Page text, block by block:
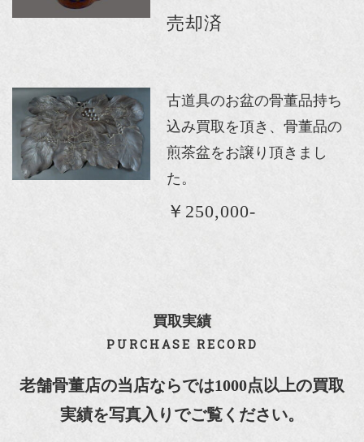
売却済
古道具のお盆の骨董品持ち
込み買取を頂き、骨董品の
煎茶盆をお譲り頂きまし
た。
￥250,000-
買取実績
PURCHASE RECORD
老舗骨董店の当店ならでは1000点以上の買取
実績を写真入りでご覧ください。